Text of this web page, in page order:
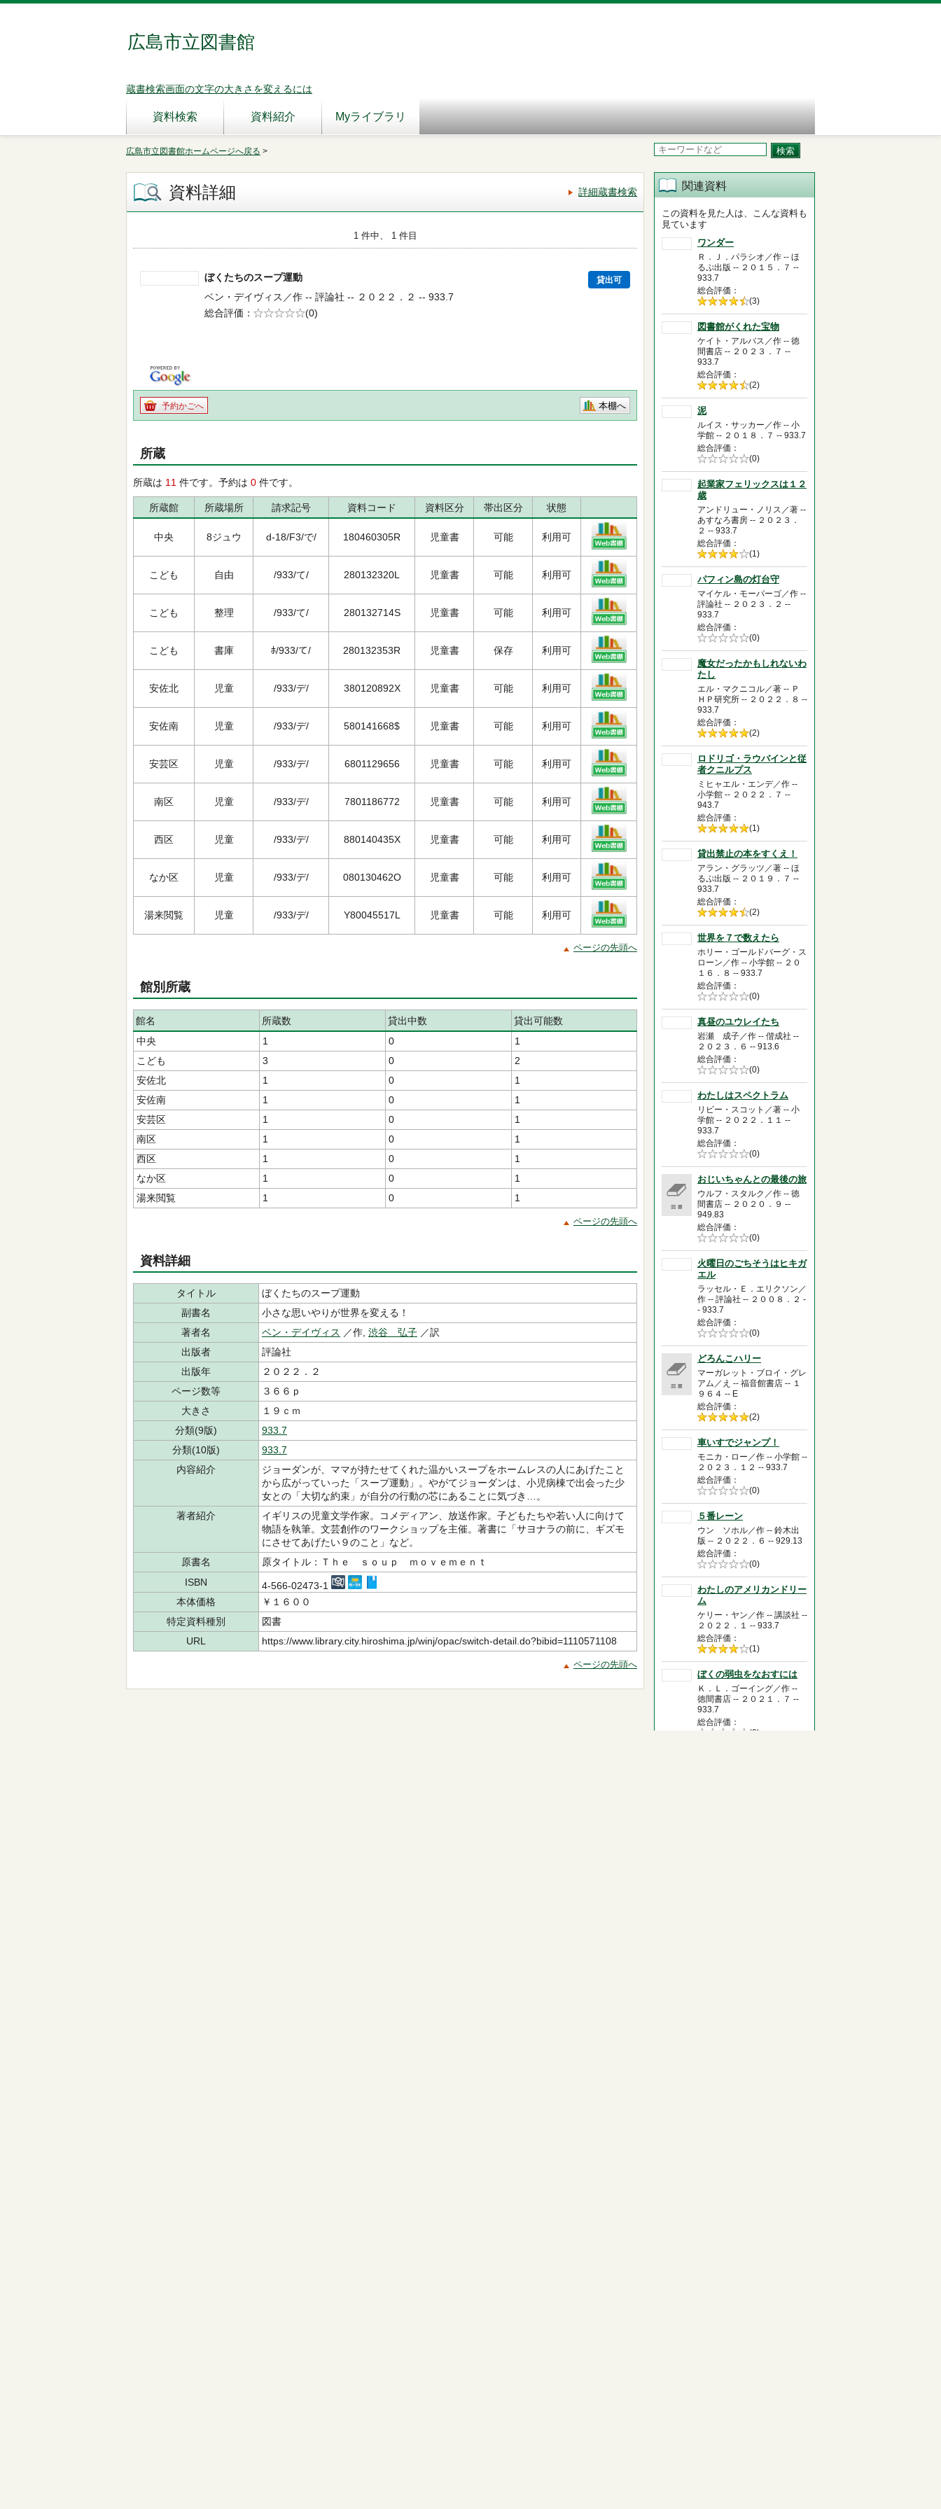
広島市立図書館
蔵書検索画面の文字の大きさを変えるには
資料検索 資料紹介 Myライブラリ
広島市立図書館ホームページへ戻る >
資料詳細 詳細蔵書検索
1 件中、 1 件目
ぼくたちのスープ運動 貸出可
ベン・デイヴィス／作 -- 評論社 -- ２０２２．２ -- 933.7
総合評価
5段階評価
(0)
予約かごへ 本棚へ
所蔵
所蔵は 11 件です。予約は 0 件です。
所蔵館 所蔵場所 請求記号 資料コード 資料区分 帯出区分 状態
中央 8ジュウ d-18/F3/で/ 180460305R 児童書 可能 利用可
こども 自由 /933/て/ 280132320L 児童書 可能 利用可
こども 整理 /933/て/ 280132714S 児童書 可能 利用可
こども 書庫 ﾎ/933/て/ 280132353R 児童書 保存 利用可
安佐北 児童 /933/デ/ 380120892X 児童書 可能 利用可
安佐南 児童 /933/デ/ 580141668$ 児童書 可能 利用可
安芸区 児童 /933/デ/ 6801129656 児童書 可能 利用可
南区 児童 /933/デ/ 7801186772 児童書 可能 利用可
西区 児童 /933/デ/ 880140435X 児童書 可能 利用可
なか区 児童 /933/デ/ 080130462O 児童書 可能 利用可
湯来閲覧 児童 /933/デ/ Y80045517L 児童書 可能 利用可
ページの先頭へ
館別所蔵
館名 所蔵数 貸出中数
貸出可能数
中央
1 0
1
こども
3 0
2
安佐北
1 0
1
安佐南
1 0
1
安芸区
1 0
1
南区
1 0
1
西区
1 0
1
なか区
1 0
1
湯来閲覧
1 0 1
ページの先頭へ
資料詳細
タイトル
ぼくたちのスープ運動
副書名
小さな思いやりが世界を変える！
著者名
ベン・デイヴィス ／作, 渋谷 弘子 ／訳
出版者
評論社
出版年
２０２２．２
ページ数等
３６６ｐ
大きさ
１９ｃｍ
分類(9版)
933.7
分類(10版)
933.7
内容紹介
ジョーダンが、ママが持たせてくれた温かいスープをホームレスの人にあげたこと
から広がっていった「スープ運動」。やがてジョーダンは、小児病棟で出会った少
女との「大切な約束」が自分の行動の芯にあることに気づき…。
著者紹介
イギリスの児童文学作家。コメディアン、放送作家。子どもたちや若い人に向けて
物語を執筆。文芸創作のワークショップを主催。著書に「サヨナラの前に、ギズモ
にさせてあげたい９のこと」など。
原書名
原タイトル：Ｔｈｅ ｓｏｕｐ ｍｏｖｅｍｅｎｔ
ISBN
4-566-02473-1
本体価格
￥１６００
特定資料種別
図書
URL
https://www.library.city.hiroshima.jp/winj/opac/switch-detail.do?bibid=1110571108
ページの先頭へ
関連資料
この資料を見た人は、こんな資料も
見ています
ワンダー
Ｒ．Ｊ．パラシオ／作 -- ほ
るぷ出版 -- ２０１５．７ --
933.7
総合評価
5段階評価の
4.5
(3)
図書館がくれた宝物
ケイト・アルバス／作 -- 徳
間書店 -- ２０２３．７ --
933.7
総合評価
5段階評価の
4.5
(2)
泥
ルイス・サッカー／作 -- 小
学館 -- ２０１８．７ -- 933.7
総合評価
5段階評価の
0.0
(0)
起業家フェリックスは１２
歳
アンドリュー・ノリス／著 --
あすなろ書房 -- ２０２３．
２ -- 933.7
総合評価
5段階評価の
4.0
(1)
パフィン島の灯台守
マイケル・モーパーゴ／作 --
評論社 -- ２０２３．２ --
933.7
総合評価
5段階評価の
0.0
(0)
魔女だったかもしれないわ
たし
エル・マクニコル／著 -- Ｐ
ＨＰ研究所 -- ２０２２．８ --
933.7
総合評価
5段階評価の
5.0
(2)
ロドリゴ・ラウバインと従
者クニルプス
ミヒャエル・エンデ／作 --
小学館 -- ２０２２．７ --
943.7
総合評価
5段階評価の
5.0
(1)
貸出禁止の本をすくえ！
アラン・グラッツ／著 -- ほ
るぷ出版 -- ２０１９．７ --
933.7
総合評価
5段階評価の
4.5
(2)
世界を７で数えたら
ホリー・ゴールドバーグ・ス
ローン／作 -- 小学館 -- ２０
１６．８ -- 933.7
総合評価
5段階評価の
0.0
(0)
真昼のユウレイたち
岩瀬 成子／作 -- 偕成社 --
２０２３．６ -- 913.6
総合評価
5段階評価の
0.0
(0)
わたしはスペクトラム
リビー・スコット／著 -- 小
学館 -- ２０２２．１１ --
933.7
総合評価
5段階評価の
0.0
(0)
おじいちゃんとの最後の旅
ウルフ・スタルク／作 -- 徳
間書店 -- ２０２０．９ --
949.83
総合評価
5段階評価の
0.0
(0)
火曜日のごちそうはヒキガ
エル
ラッセル・Ｅ．エリクソン／
作 -- 評論社 -- ２００８．２ -
- 933.7
総合評価
5段階評価の
0.0
(0)
どろんこハリー
マーガレット・ブロイ・グレ
アム／え -- 福音館書店 -- １
９６４ -- E
総合評価
5段階評価の
5.0
(2)
車いすでジャンプ！
モニカ・ロー／作 -- 小学館 --
２０２３．１２ -- 933.7
総合評価
5段階評価の
0.0
(0)
５番レーン
ウン ソホル／作 -- 鈴木出
版 -- ２０２２．６ -- 929.13
総合評価
5段階評価の
0.0
(0)
わたしのアメリカンドリー
ム
ケリー・ヤン／作 -- 講談社 --
２０２２．１ -- 933.7
総合評価
5段階評価の
4.0
(1)
ぼくの弱虫をなおすには
Ｋ．Ｌ．ゴーイング／作 --
徳間書店 -- ２０２１．７ --
933.7
総合評価
5段階評価の (0)